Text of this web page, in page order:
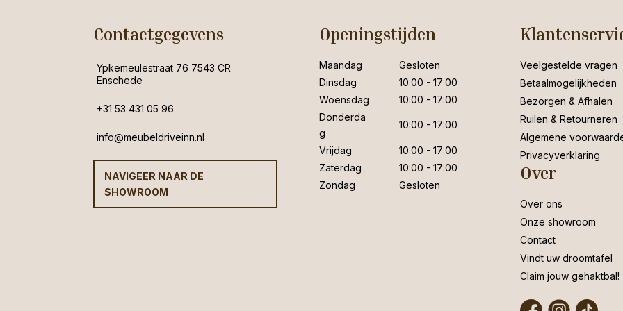
Contactgegevens
Ypkemeulestraat 76 7543 CR
Enschede
+31 53 431 05 96
info@meubeldriveinn.nl
NAVIGEER NAAR DE
SHOWROOM
Openingstijden
Maandag
Gesloten
Dinsdag
10:00 - 17:00
Woensdag
10:00 - 17:00
Donderda
g
10:00 - 17:00
Vrijdag
10:00 - 17:00
Zaterdag
10:00 - 17:00
Zondag
Gesloten
Veelgestelde vragen
Betaalmogelijkheden
Bezorgen & Afhalen
Ruilen & Retourneren
Algemene
Privacyverklaring
Over
Over ons
Onze showroom
Contact
Vindt uw droomtafel
Claim jouw gehaktbal!